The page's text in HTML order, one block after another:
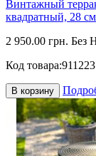
Винтажный
квадратный, 28 см
2 950.00 грн. Без
Код товара:911223
В корзину